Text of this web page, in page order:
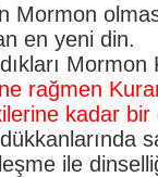
Mormon
en yeni din.
Mormon
rağmen
kadar bir
ile